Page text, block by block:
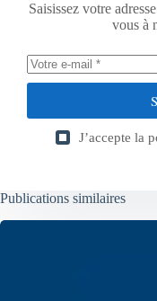
Saisissez votre
vous à
J’accepte la
Publications similaires